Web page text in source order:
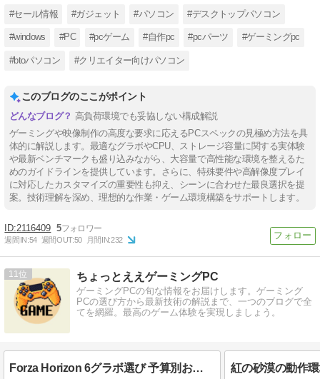
#セール情報 #ガジェット #パソコン #デスクトップパソコン
#windows #PC #pcゲーム #自作pc #pcパーツ #ゲーミングpc
#btoパソコン #クリエイター向けパソコン
このブログのここがポイント
高負荷環境でも妥協しない構成解説
ゲーミングや映像制作の高度な要求に応えるPCスペックの見極め方法を具
体的に解説します。最適なグラボやCPU、ストレージ容量に関する実体験
や最新ベンチマークも盛り込みながら、大容量で高性能な環境を整えるた
めのガイドラインを提供しています。さらに、特殊要件や高解像度プレイ
に対応したカスタマイズの重要性も抑え、シーンに合わせた最良選択を提
案。技術理解を深め、理想的な作業・ゲーム環境構築をサポートします。
2116409 5
週間IN:54 週間OUT:50 月間IN:232
11 ちょっとええゲーミングPC
ゲーミングPCの旬な情報をお届けします。ゲーミング
PCの選び方から最新技術の解説まで、一つのブログで全
てを網羅。最高のゲーム体験を実現しましょう。
Forza Horizon 6グラボ選び 予算別おすすめはどれ？